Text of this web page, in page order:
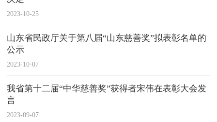
2023-10-25
山东省民政厅关于第八届“山东慈善奖”拟表彰名单的
公示
2023-10-07
我省第十二届“中华慈善奖”获得者宋伟在表彰大会发
言
2023-09-07